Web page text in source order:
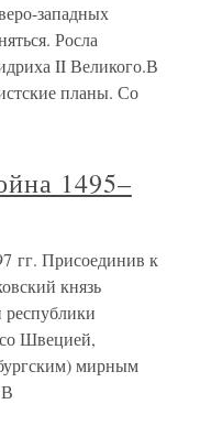
западных
Росла
II Великого.В
планы. Со
1495–
гг. Присоединив к
князь
республики
Швецией,
мирным